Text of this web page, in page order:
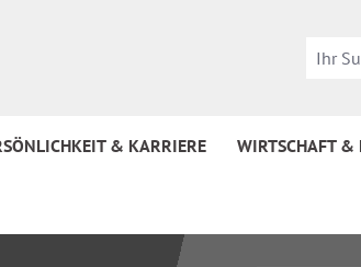
& KARRIERE WIRTSCHAFT